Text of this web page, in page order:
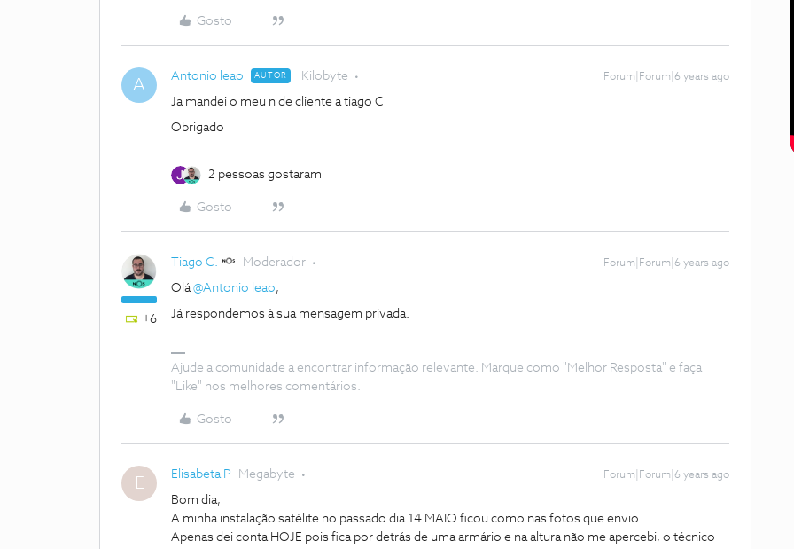
Gosto
A Antonio leao AUTOR Kilobyte Forum|Forum|6 years ago
Ja mandei o meu n de cliente a tiago C
Obrigado
2 pessoas gostaram
Gosto
+6
Tiago C. Moderador Forum|Forum|6 years ago
Olá@Antonio leao,
Já respondemos à sua mensagem privada.
Ajude a comunidade a encontrar informação relevante. Marque como "Melhor Resposta" e faça
"Like" nos melhores comentários.
Gosto
E Elisabeta P Megabyte Forum|Forum|6 years ago
Bom dia,
A minha instalação satélite no passado dia 14 MAIO ficou como nas fotos que envio…
Apenas dei conta HOJE pois fica por detrás de uma armário e na altura não me apercebi, o técnico